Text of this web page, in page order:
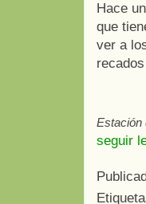
Hace
que
ver a
Estación
seguir